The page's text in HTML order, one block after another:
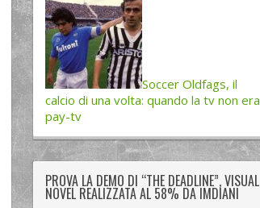
Soccer Oldfags, il
calcio di una volta: quando la tv non era
pay-tv
PROVA LA DEMO DI “THE DEADLINE”, VISUAL
NOVEL REALIZZATA AL 58% DA IMDIANI